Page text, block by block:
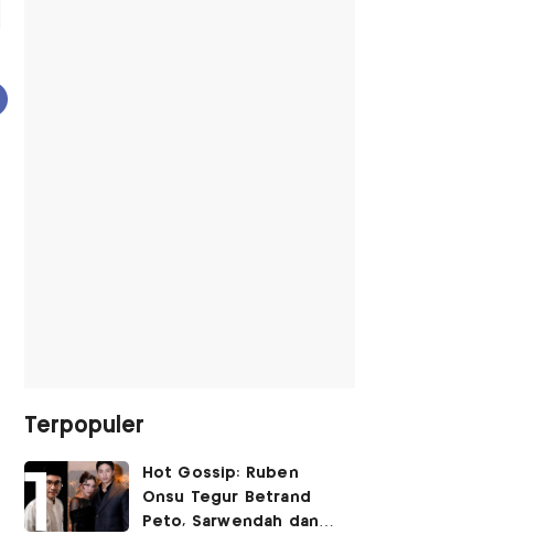
Terpopuler
Hot Gossip: Ruben
Onsu Tegur Betrand
Peto, Sarwendah dan